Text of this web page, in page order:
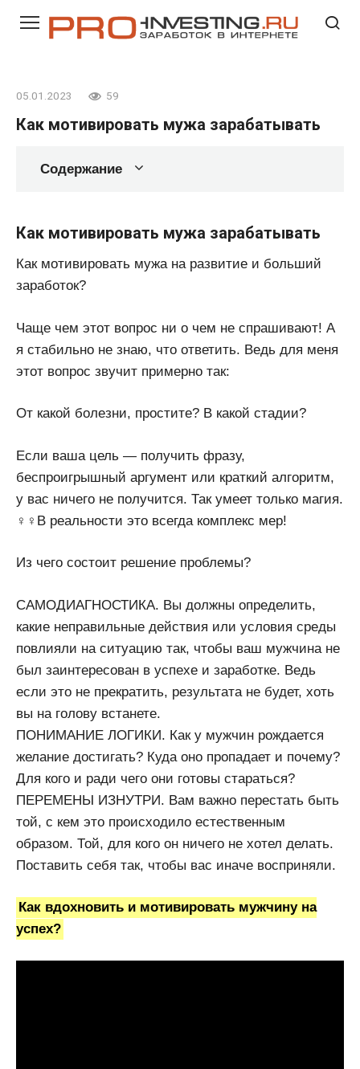
05.01.2023 59
Как мотивировать мужа зарабатывать
Содержание
Как мотивировать мужа зарабатывать
Как мотивировать мужа на развитие и больший
заработок?
Чаще чем этот вопрос ни о чем не спрашивают! А
я стабильно не знаю, что ответить. Ведь для меня
этот вопрос звучит примерно так:
От какой болезни, простите? В какой стадии?
Если ваша цель — получить фразу,
беспроигрышный аргумент или краткий алгоритм,
у вас ничего не получится. Так умеет только магия.
‍♀️‍♀️В реальности это всегда комплекс мер!
Из чего состоит решение проблемы?
САМОДИАГНОСТИКА. Вы должны определить,
какие неправильные действия или условия среды
повлияли на ситуацию так, чтобы ваш мужчина не
был заинтересован в успехе и заработке. Ведь
если это не прекратить, результата не будет, хоть
вы на голову встанете.
ПОНИМАНИЕ ЛОГИКИ. Как у мужчин рождается
желание достигать? Куда оно пропадает и почему?
Для кого и ради чего они готовы стараться?
ПЕРЕМЕНЫ ИЗНУТРИ. Вам важно перестать быть
той, с кем это происходило естественным
образом. Той, для кого он ничего не хотел делать.
Поставить себя так, чтобы вас иначе восприняли.
Как вдохновить и мотивировать мужчину на
успех?